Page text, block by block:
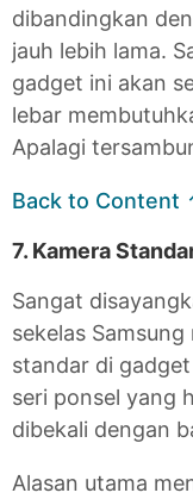
dibandingkan
jauh lebih lama.
gadget ini akan
lebar
Apalagi
Back to Content
7. Kamera
Sangat
sekelas
standar di
seri ponsel yang
dibekali dengan
Alasan utama